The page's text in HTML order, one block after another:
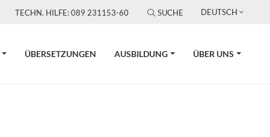
TECHN. HILFE: 089 231153-60 SUCHE DEUTSCH
ÜBERSETZUNGEN AUSBILDUNG ÜBER UNS